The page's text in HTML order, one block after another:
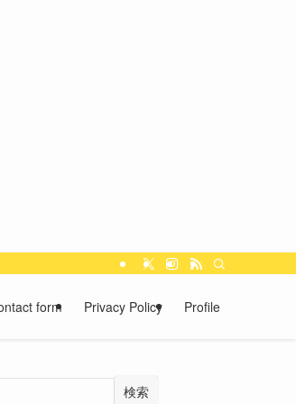
form Privacy Policy Profile
検索